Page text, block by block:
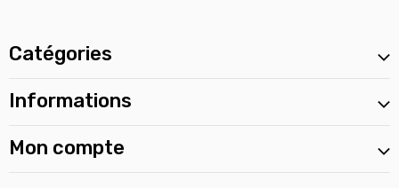
Catégories
Informations
Mon compte